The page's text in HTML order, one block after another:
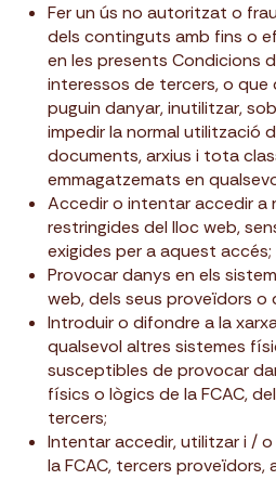
Fer un ús no autoritzat o
dels continguts amb fins o
en les presents Condicions
interessos de tercers, o que
puguin danyar, inutilitzar,
impedir la normal utilització
documents, arxius i tota
emmagatzemats en
Accedir o intentar accedir a
restringides del lloc web,
exigides per a aquest accés;
Provocar danys en els
web, dels seus proveïdors o
Introduir o difondre a la
qualsevol altres sistemes
susceptibles de provocar
físics o lògics de la FCAC,
tercers;
Intentar accedir, utilitzar i /
la FCAC, tercers proveïdors,